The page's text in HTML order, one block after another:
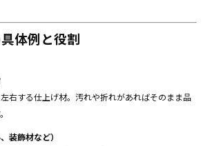
体例と役割
右する仕上げ材。汚れや折れがあればそのまま品
装飾材など）